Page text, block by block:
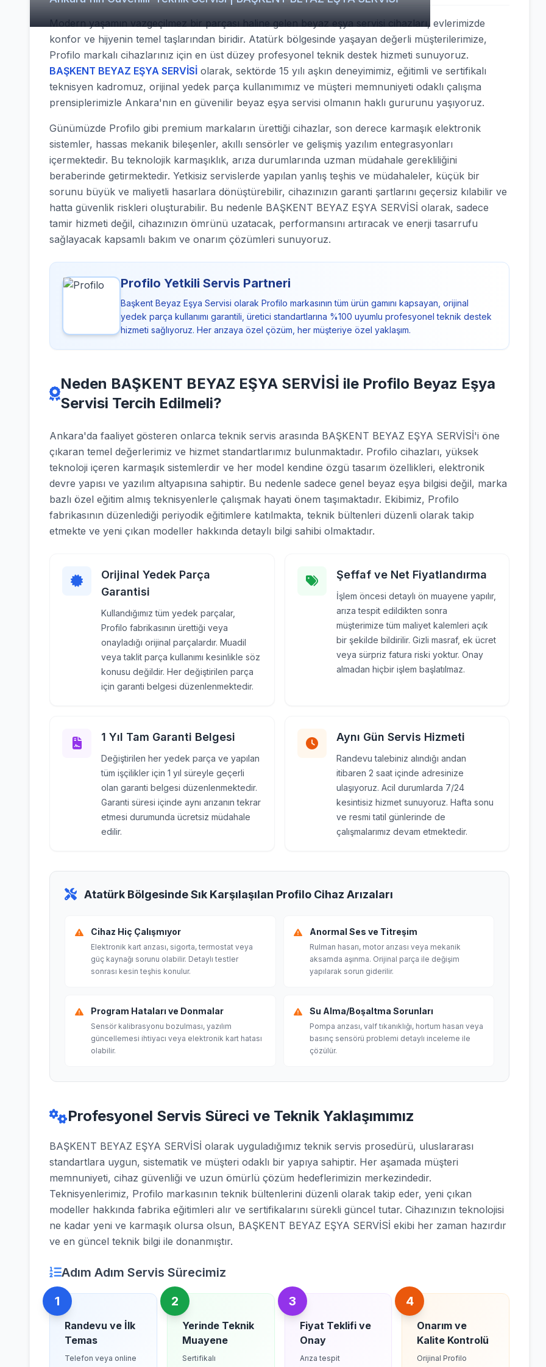
Modern yaşamın vazgeçilmez bir parçası haline gelen beyaz eşya servisi cihazları, evlerimizde
konfor ve hijyenin temel taşlarından biridir. Atatürk bölgesinde yaşayan değerli müşterilerimize,
Profilo markalı cihazlarınız için en üst düzey profesyonel teknik destek hizmeti sunuyoruz.
BAŞKENT BEYAZ EŞYA SERVİSİ olarak, sektörde 15 yılı aşkın deneyimimiz, eğitimli ve sertifikalı
teknisyen kadromuz, orijinal yedek parça kullanımımız ve müşteri memnuniyeti odaklı çalışma
prensiplerimizle Ankara'nın en güvenilir beyaz eşya servisi olmanın haklı gururunu yaşıyoruz.
Günümüzde Profilo gibi premium markaların ürettiği cihazlar, son derece karmaşık elektronik
sistemler, hassas mekanik bileşenler, akıllı sensörler ve gelişmiş yazılım entegrasyonları
içermektedir. Bu teknolojik karmaşıklık, arıza durumlarında uzman müdahale gerekliliğini
beraberinde getirmektedir. Yetkisiz servislerde yapılan yanlış teşhis ve müdahaleler, küçük bir
sorunu büyük ve maliyetli hasarlara dönüştürebilir, cihazınızın garanti şartlarını geçersiz kılabilir ve
hatta güvenlik riskleri oluşturabilir. Bu nedenle BAŞKENT BEYAZ EŞYA SERVİSİ olarak, sadece
tamir hizmeti değil, cihazınızın ömrünü uzatacak, performansını artıracak ve enerji tasarrufu
sağlayacak kapsamlı bakım ve onarım çözümleri sunuyoruz.
Profilo Yetkili Servis Partneri
Başkent Beyaz Eşya Servisi olarak Profilo markasının tüm ürün gamını kapsayan, orijinal
yedek parça kullanımı garantili, üretici standartlarına %100 uyumlu profesyonel teknik destek
hizmeti sağlıyoruz. Her arızaya özel çözüm, her müşteriye özel yaklaşım.
Neden BAŞKENT BEYAZ EŞYA SERVİSİ ile Profilo Beyaz Eşya
Servisi Tercih Edilmeli?
Ankara'da faaliyet gösteren onlarca teknik servis arasında BAŞKENT BEYAZ EŞYA SERVİSİ'i öne
çıkaran temel değerlerimiz ve hizmet standartlarımız bulunmaktadır. Profilo cihazları, yüksek
teknoloji içeren karmaşık sistemlerdir ve her model kendine özgü tasarım özellikleri, elektronik
devre yapısı ve yazılım altyapısına sahiptir. Bu nedenle sadece genel beyaz eşya bilgisi değil, marka
bazlı özel eğitim almış teknisyenlerle çalışmak hayati önem taşımaktadır. Ekibimiz, Profilo
fabrikasının düzenlediği periyodik eğitimlere katılmakta, teknik bültenleri düzenli olarak takip
etmekte ve yeni çıkan modeller hakkında detaylı bilgi sahibi olmaktadır.
Orijinal Yedek Parça
Garantisi
Kullandığımız tüm yedek parçalar,
Profilo fabrikasının ürettiği veya
onayladığı orijinal parçalardır. Muadil
veya taklit parça kullanımı kesinlikle söz
konusu değildir. Her değiştirilen parça
için garanti belgesi düzenlenmektedir.
Şeffaf ve Net Fiyatlandırma
İşlem öncesi detaylı ön muayene yapılır,
arıza tespit edildikten sonra
müşterimize tüm maliyet kalemleri açık
bir şekilde bildirilir. Gizli masraf, ek ücret
veya sürpriz fatura riski yoktur. Onay
almadan hiçbir işlem başlatılmaz.
1 Yıl Tam Garanti Belgesi
Değiştirilen her yedek parça ve yapılan
tüm işçilikler için 1 yıl süreyle geçerli
olan garanti belgesi düzenlenmektedir.
Garanti süresi içinde aynı arızanın tekrar
etmesi durumunda ücretsiz müdahale
edilir.
Aynı Gün Servis Hizmeti
Randevu talebiniz alındığı andan
itibaren 2 saat içinde adresinize
ulaşıyoruz. Acil durumlarda 7/24
kesintisiz hizmet sunuyoruz. Hafta sonu
ve resmi tatil günlerinde de
çalışmalarımız devam etmektedir.
Atatürk Bölgesinde Sık Karşılaşılan Profilo Cihaz Arızaları
Cihaz Hiç Çalışmıyor
Elektronik kart arızası, sigorta, termostat veya
güç kaynağı sorunu olabilir. Detaylı testler
sonrası kesin teşhis konulur.
Anormal Ses ve Titreşim
Rulman hasarı, motor arızası veya mekanik
aksamda aşınma. Orijinal parça ile değişim
yapılarak sorun giderilir.
Program Hataları ve Donmalar
Sensör kalibrasyonu bozulması, yazılım
güncellemesi ihtiyacı veya elektronik kart hatası
olabilir.
Su Alma/Boşaltma Sorunları
Pompa arızası, valf tıkanıklığı, hortum hasarı veya
basınç sensörü problemi detaylı inceleme ile
çözülür.
Profesyonel Servis Süreci ve Teknik Yaklaşımımız
BAŞKENT BEYAZ EŞYA SERVİSİ olarak uyguladığımız teknik servis prosedürü, uluslararası
standartlara uygun, sistematik ve müşteri odaklı bir yapıya sahiptir. Her aşamada müşteri
memnuniyeti, cihaz güvenliği ve uzun ömürlü çözüm hedeflerimizin merkezindedir.
Teknisyenlerimiz, Profilo markasının teknik bültenlerini düzenli olarak takip eder, yeni çıkan
modeller hakkında fabrika eğitimleri alır ve sertifikalarını sürekli güncel tutar. Cihazınızın teknolojisi
ne kadar yeni ve karmaşık olursa olsun, BAŞKENT BEYAZ EŞYA SERVİSİ ekibi her zaman hazırdır
ve en güncel teknik bilgi ile donanmıştır.
Adım Adım Servis Sürecimiz
1
Randevu ve İlk
Temas
Telefon veya online
2
Yerinde Teknik
Muayene
Sertifikalı
3
Fiyat Teklifi ve
Onay
Arıza tespit
4
Onarım ve
Kalite Kontrolü
Orijinal Profilo